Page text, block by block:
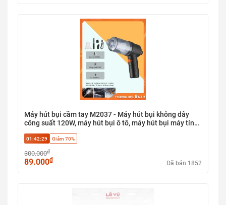
Máy hút bụi cầm tay M2037 - Máy hút bụi không dây
công suất 120W, máy hút bụi ô tô, máy hút bụi máy tính,
01:42:29 Giảm 70%
300.000₫
89.000₫ Đã bán 1852